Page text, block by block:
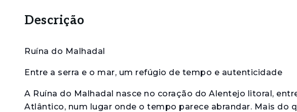
Descrição
Ruína do Malhadal
Entre a serra e o mar, um refúgio de tempo e autenticidade
A Ruína do Malhadal nasce no coração do Alentejo litoral,
Atlântico, num lugar onde o tempo parece abrandar. Mais do